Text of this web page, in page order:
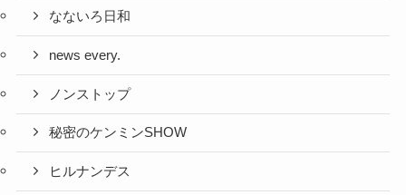
なないろ日和
news every.
ノンストップ
秘密のケンミンSHOW
ヒルナンデス